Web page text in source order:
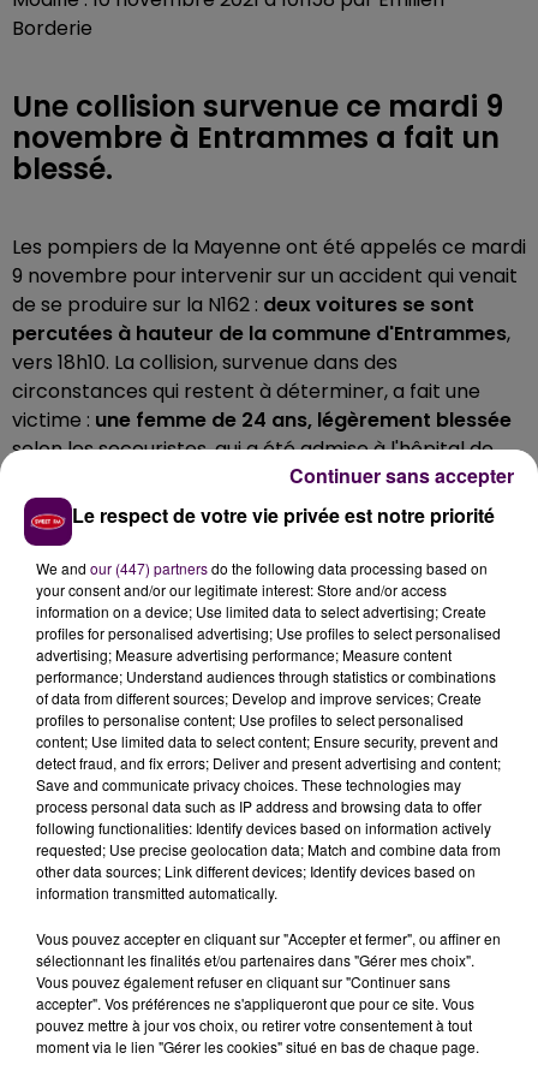
Borderie
Une collision survenue ce mardi 9
novembre à Entrammes a fait un
blessé.
Les pompiers de la Mayenne ont été appelés ce mardi
9 novembre pour intervenir sur un accident qui venait
de se produire sur la N162 : deux voitures se sont
percutées à hauteur de la commune d'Entrammes,
vers 18h10. La collision, survenue dans des
circonstances qui restent à déterminer, a fait une
victime : une femme de 24 ans, légèrement blessée
selon les secouristes, qui a été admise à l'hôpital de
À LA UNE
7 août 2026
Gagnez vos pass pour le V and B Fest' 2026 !
11 juillet 2026
Inscrivez-vous au casting The Voice & The Voice
Kids !
Le respect de votre vie privée est notre priorité
We and our (447) partnersdo the following data processing based on
your consent and/or our legitimate interest: Store and/or access
information on a device; Use limited data to select advertising; Create
profiles for personalised advertising; Use profiles to select personalised
advertising; Measure advertising performance; Measure content
performance; Understand audiences through statistics or combinations
of data from different sources; Develop and improve services; Create
profiles to personalise content; Use profiles to select personalised
content; Use limited data to select content; Ensure security, prevent and
detect fraud, and fix errors; Deliver and present advertising and content;
Save and communicate privacy choices. These technologies may
process personal data such as IP address and browsing data to offer
following functionalities: Identify devices based on information actively
requested; Use precise geolocation data; Match and combine data from
other data sources; Link different devices; Identify devices based on
information transmitted automatically.
Vous pouvez accepter en cliquant sur "Accepter et fermer", ou affiner en
sélectionnant les finalités et/ou partenaires dans "Gérer mes choix".
Vous pouvez également refuser en cliquant sur "Continuer sans
accepter". Vos préférences ne s'appliqueront que pour ce site. Vous
pouvez mettre à jour vos choix, ou retirer votre consentement à tout
moment via le lien "Gérer les cookies" situé en bas de chaque page.
Continuer sans accepter